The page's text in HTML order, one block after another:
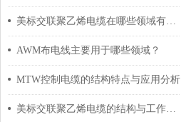
美标交联聚乙烯电缆在哪些领域有广泛应用？
AWM布电线主要用于哪些领域？
MTW控制电缆的结构特点与应用分析
美标交联聚乙烯电缆的结构与工作原理